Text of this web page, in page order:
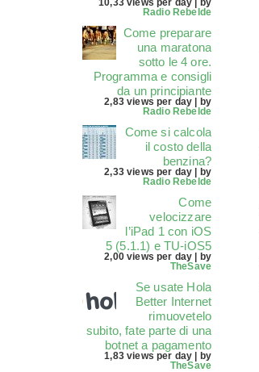
10,33 views per day | by
Radio Rebelde
Come preparare
una maratona
sotto le 4 ore.
Programma e consigli
da un principiante
2,83 views per day | by
Radio Rebelde
Come si calcola
il costo della
benzina?
2,33 views per day | by
Radio Rebelde
Come
velocizzare
l’iPad 1 con iOS
5 (5.1.1) e TU-iOS5
2,00 views per day | by
TheSave
Se usate Hola
Better Internet
rimuovetelo
subito, fate parte di una
botnet a pagamento
1,83 views per day | by
TheSave